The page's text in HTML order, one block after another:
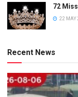
72
22 MAY
Recent News